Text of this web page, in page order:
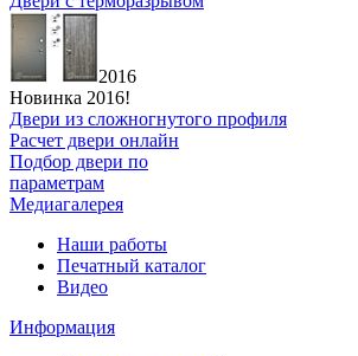
2016
Новинка 2016!
Двери из сложногнутого профиля
Расчет двери онлайн
Подбор двери по
параметрам
Медиагалерея
Наши работы
Печатный каталог
Видео
Информация